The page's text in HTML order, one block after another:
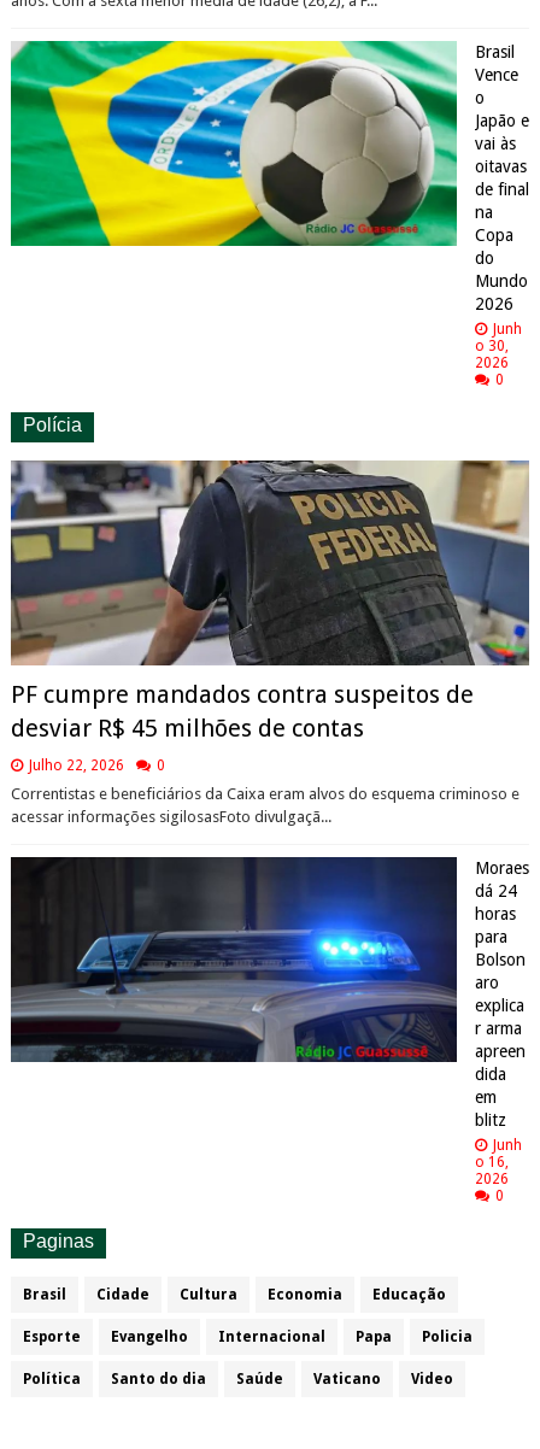
Brasil
Vence
o
Japão e
vai às
oitavas
de final
na
Copa
do
Mundo
2026
Junh
o 30,
2026
0
Polícia
PF cumpre mandados contra suspeitos de
desviar R$ 45 milhões de contas
Julho 22, 2026 0
Correntistas e beneficiários da Caixa eram alvos do esquema criminoso e
acessar informações sigilosasFoto divulgaçã...
Moraes
dá 24
horas
para
Bolson
aro
explica
r arma
apreen
dida
em
blitz
Junh
o 16,
2026
0
Paginas
Brasil Cidade Cultura Economia Educação
Esporte Evangelho Internacional Papa Policia
Política Santo do dia Saúde Vaticano Video